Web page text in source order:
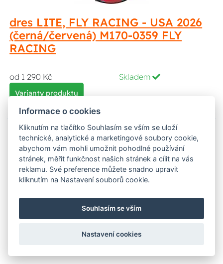
dres LITE, FLY RACING - USA 2026
(černá/červená) M170-0359 FLY
RACING
od 1 290 Kč Skladem
Varianty produktu
dres LITE, FLY RACING - USA 2026
Informace o cookies
Kliknutím na tlačítko Souhlasím se vším se uloží
technické, analytické a marketingové soubory cookie,
abychom vám mohli umožnit pohodlné používání
stránek, měřit funkčnost našich stránek a cílit na vás
reklamu. Své preference můžete snadno upravit
kliknutím na Nastavení souborů cookie.
Souhlasím se vším
Nastavení cookies